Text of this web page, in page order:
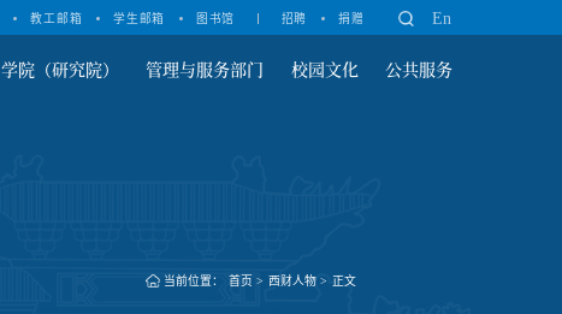
教工邮箱 学生邮箱 图书馆 招聘 捐赠 En
学院（研究院） 管理与服务部门 校园文化 公共服务
当前位置： 首页 > 西财人物 > 正文